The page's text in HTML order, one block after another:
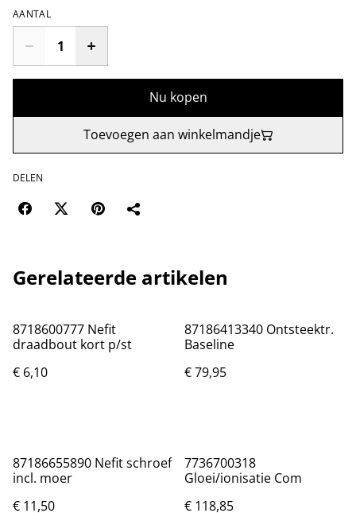
AANTAL
Nu kopen
Toevoegen aan winkelmandje
DELEN
Gerelateerde artikelen
8718600777 Nefit
draadbout kort p/st
€ 6,10
87186413340 Ontsteektr.
Baseline
€ 79,95
87186655890 Nefit schroef
incl. moer
€ 11,50
7736700318
Gloei/ionisatie Com
€ 118,85